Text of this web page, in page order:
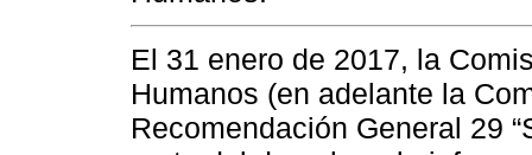
El 31 enero de 2017, la
Humanos (en adelante la
Recomendación General 29